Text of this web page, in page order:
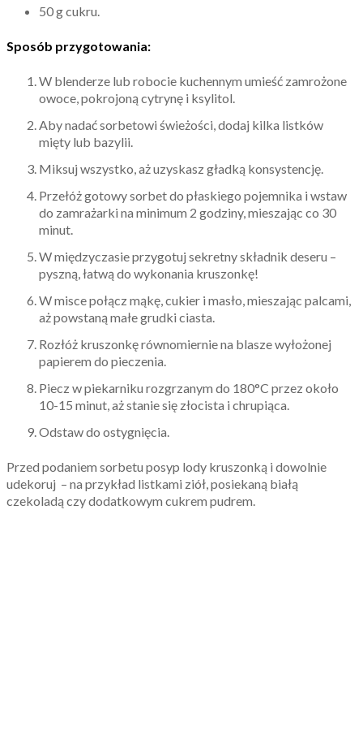
50 g cukru.
Sposób przygotowania:
W blenderze lub robocie kuchennym umieść zamrożone
owoce, pokrojoną cytrynę i ksylitol.
Aby nadać sorbetowi świeżości, dodaj kilka listków
mięty lub bazylii.
Miksuj wszystko, aż uzyskasz gładką konsystencję.
Przełóż gotowy sorbet do płaskiego pojemnika i wstaw
do zamrażarki na minimum 2 godziny, mieszając co 30
minut.
W międzyczasie przygotuj sekretny składnik deseru –
pyszną, łatwą do wykonania kruszonkę!
W misce połącz mąkę, cukier i masło, mieszając palcami,
aż powstaną małe grudki ciasta.
Rozłóż kruszonkę równomiernie na blasze wyłożonej
papierem do pieczenia.
Piecz w piekarniku rozgrzanym do 180°C przez około
10-15 minut, aż stanie się złocista i chrupiąca.
Odstaw do ostygnięcia.
Przed podaniem sorbetu posyp lody kruszonką i dowolnie
udekoruj – na przykład listkami ziół, posiekaną białą
czekoladą czy dodatkowym cukrem pudrem.